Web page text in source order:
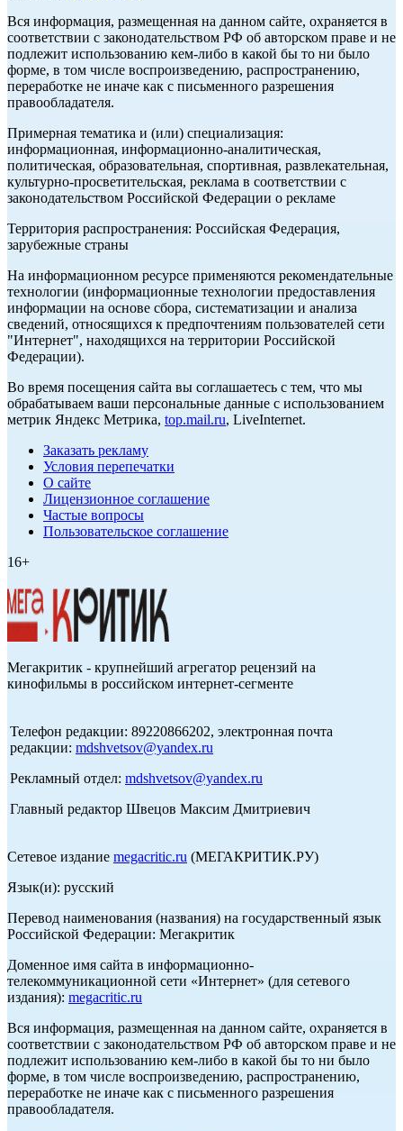
Вся информация, размещенная на данном сайте, охраняется в
соответствии с законодательством РФ об авторском праве и не
подлежит использованию кем-либо в какой бы то ни было
форме, в том числе воспроизведению, распространению,
переработке не иначе как с письменного разрешения
правообладателя.
Примерная тематика и (или) специализация:
информационная, информационно-аналитическая,
политическая, образовательная, спортивная, развлекательная,
культурно-просветительская, реклама в соответствии с
законодательством Российской Федерации о рекламе
Территория распространения: Российская Федерация,
зарубежные страны
На информационном ресурсе применяются рекомендательные
технологии (информационные технологии предоставления
информации на основе сбора, систематизации и анализа
сведений, относящихся к предпочтениям пользователей сети
"Интернет", находящихся на территории Российской
Федерации).
Во время посещения сайта вы соглашаетесь с тем, что мы
обрабатываем ваши персональные данные с использованием
метрик Яндекс Метрика, top.mail.ru, LiveInternet.
Заказать рекламу
Условия перепечатки
О сайте
Лицензионное соглашение
Частые вопросы
Пользовательское соглашение
16+
Мегакритик - крупнейший агрегатор рецензий на
кинофильмы в российском интернет-сегменте
Телефон редакции: 89220866202, электронная почта
редакции: mdshvetsov@yandex.ru
Рекламный отдел: mdshvetsov@yandex.ru
Главный редактор Швецов Максим Дмитриевич
Сетевое издание megacritic.ru (МЕГАКРИТИК.РУ)
Язык(и): русский
Перевод наименования (названия) на государственный язык
Российской Федерации: Мегакритик
Доменное имя сайта в информационно-
телекоммуникационной сети «Интернет» (для сетевого
издания): megacritic.ru
Вся информация, размещенная на данном сайте, охраняется в
соответствии с законодательством РФ об авторском праве и не
подлежит использованию кем-либо в какой бы то ни было
форме, в том числе воспроизведению, распространению,
переработке не иначе как с письменного разрешения
правообладателя.